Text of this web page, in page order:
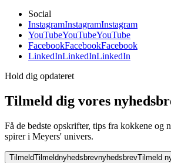
Social
InstagramInstagramInstagram
YouTubeYouTubeYouTube
FacebookFacebookFacebook
LinkedInLinkedInLinkedIn
Hold dig opdateret
Tilmeld dig vores
Få de bedste opskrifter, tips fra kokkene og
spirer i Meyers' univers.
TilmeldTilmeldnyhedsbrevnyhedsbrevTilmeld